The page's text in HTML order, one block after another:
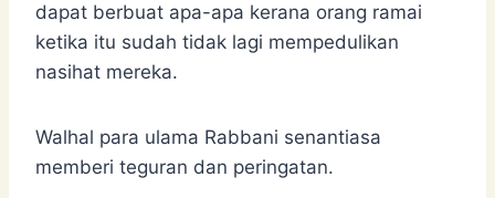
dapat berbuat apa-apa kerana orang ramai
ketika itu sudah tidak lagi mempedulikan
nasihat mereka.
Walhal para ulama Rabbani senantiasa
memberi teguran dan peringatan.